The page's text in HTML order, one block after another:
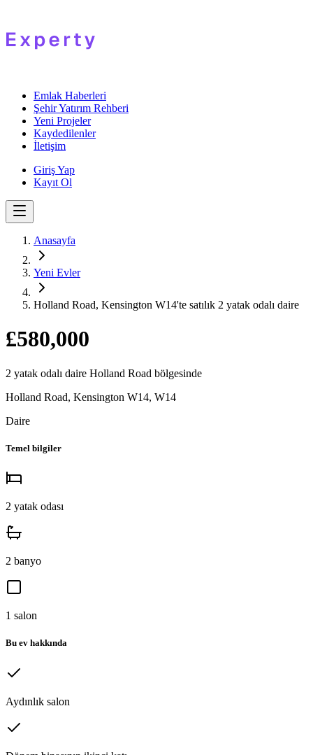
Emlak Haberleri
Şehir Yatırım Rehberi
Yeni Projeler
Kaydedilenler
İletişim
Giriş Yap
Kayıt Ol
Anasayfa
Yeni Evler
Holland Road, Kensington W14'te satılık 2 yatak odalı daire
£580,000
2 yatak odalı daire Holland Road bölgesinde
Holland Road, Kensington W14, W14
Daire
Temel bilgiler
2 yatak odası
2 banyo
1 salon
Bu ev hakkında
Aydınlık salon